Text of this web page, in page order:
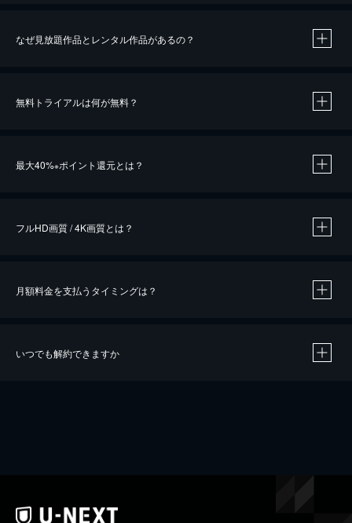
なぜ見放題作品とレンタル作品があるの？
無料トライアルは何が無料？
最大40%※ポイント還元とは？
※40％ポイント還元の対象は、クレジットカード決済による作品の購入 / レンタルです。
フルHD画質 / 4K画質とは？
月額料金を支払うタイミングは？
いつでも解約できますか